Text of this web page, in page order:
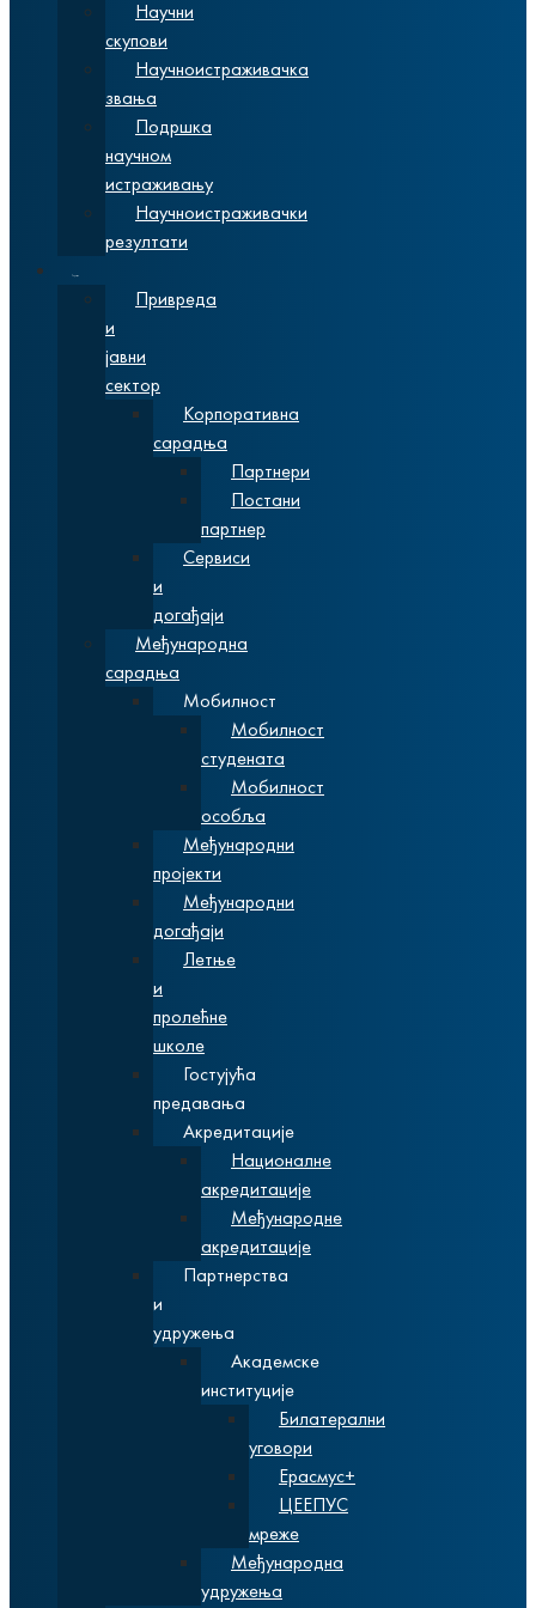
Научни
скупови
Научноистраживачка
звања
Подршка
научном
истраживању
Научноистраживачки
резултати
Привреда
и
јавни
сектор
Корпоративна
сарадња
Партнери
Постани
партнер
Сервиси
и
догађаји
Међународна
сарадња
Мобилност
Мобилност
студената
Мобилност
особља
Међународни
пројекти
Међународни
догађаји
Летње
и
пролећне
школе
Гостујућа
предавања
Акредитације
Националне
акредитације
Међународне
акредитације
Партнерства
и
удружења
Академске
институције
Билатерални
уговори
Ерасмус+
ЦЕЕПУС
мреже
Међународна
удружења